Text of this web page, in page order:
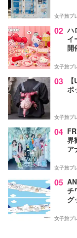
女子旅プ
02 ハ
イ
開
女子旅プ
03
ポ
女子旅プ
04
界
ア
女子旅プ
05
チ
グ
女子旅プ